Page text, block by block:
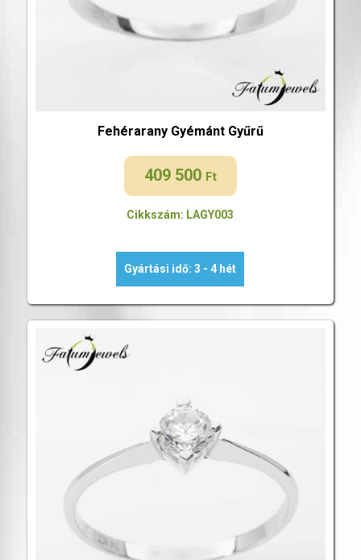
Fehérarany Gyémánt Gyűrű
409 500 Ft
Cikkszám: LAGY003
Gyártási idő: 3 - 4 hét